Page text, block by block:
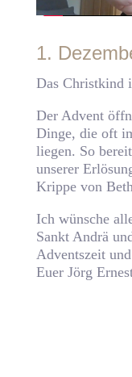
1.
Das Christkind
Der Advent
Dinge, die oft
liegen. So
unserer
Krippe von
Ich wünsche
Sankt Andrä
Adventszeit
Euer Jörg